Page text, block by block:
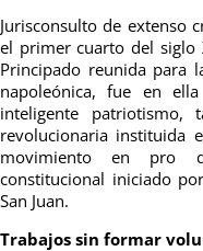
Jurisconsulto de extenso
el primer cuarto del siglo
Principado reunida para
napoleónica, fue en
inteligente
revolucionaria instituida
movimiento en pro
constitucional iniciado
San Juan.
Trabajos sin formar